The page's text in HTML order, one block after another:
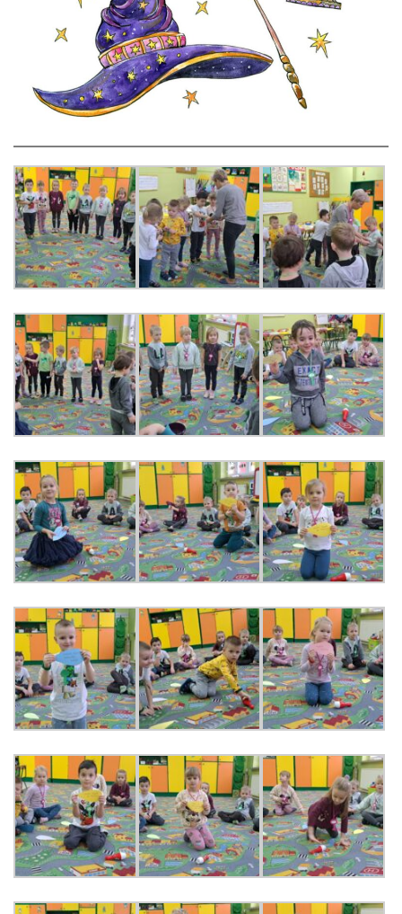
LEŚNE PSZCZÓŁKI – BYSŁAW
ŻABKI – BYSŁAW
SOWY – BYSŁAW
MISIE – BYSŁAW
PSZCZÓŁKI – LUBIEWO
WIEWIÓRKI – LUBIEWO
ŻABKI – LUBIEWO
WIEWIÓRKI – SUCHA
STATUT I STANDARDY
OCHRONY MAŁOLETNICH
PROCEDURY I REGULAMINY
DEKLARACJA DOSTĘPNOŚCI
RADOŚĆ – ZABAWA – NAUKA
ROCZNY PLAN PRACY
KORZYSTANIE Z TIK